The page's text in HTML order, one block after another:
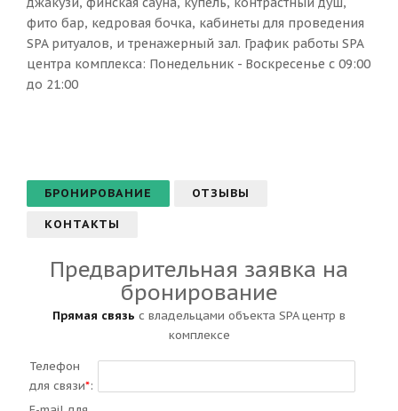
фито бар, кедровая бочка, кабинеты для проведения
SPA ритуалов, и тренажерный зал. График работы SPA
центра комплекса: Понедельник - Воскресенье с 09:00
до 21:00
БРОНИРОВАНИЕ ОТЗЫВЫ
КОНТАКТЫ
Предварительная заявка на
бронирование
Прямая связь с владельцами объекта SPA центр в
комплексе
Телефон
для связи*: